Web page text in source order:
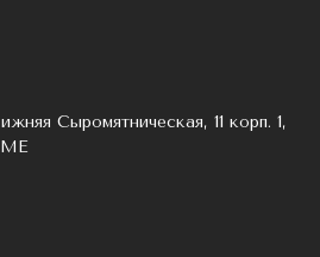
Сыромятническая, 11 корп. 1,